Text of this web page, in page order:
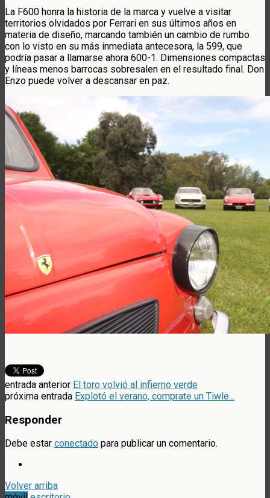
La F600 honra la historia de la marca y vuelve a visitar
territorios olvidados por Ferrari en sus últimos años en
materia de diseño, marcando también un cambio de rumbo
con lo visto en su más inmediata antecesora, la 599, que
podría pasar a llamarse ahora 600-1. Dimensiones compactas
y líneas menos barrocas sobresalen en el resultado final. Don
Enzo puede volver a descansar en paz.
entrada anterior El toro volvió al infierno verde
próxima entrada Explotó el verano, comprate un Tiwle...
Responder
Debe estar conectado para publicar un comentario.
Volver arriba